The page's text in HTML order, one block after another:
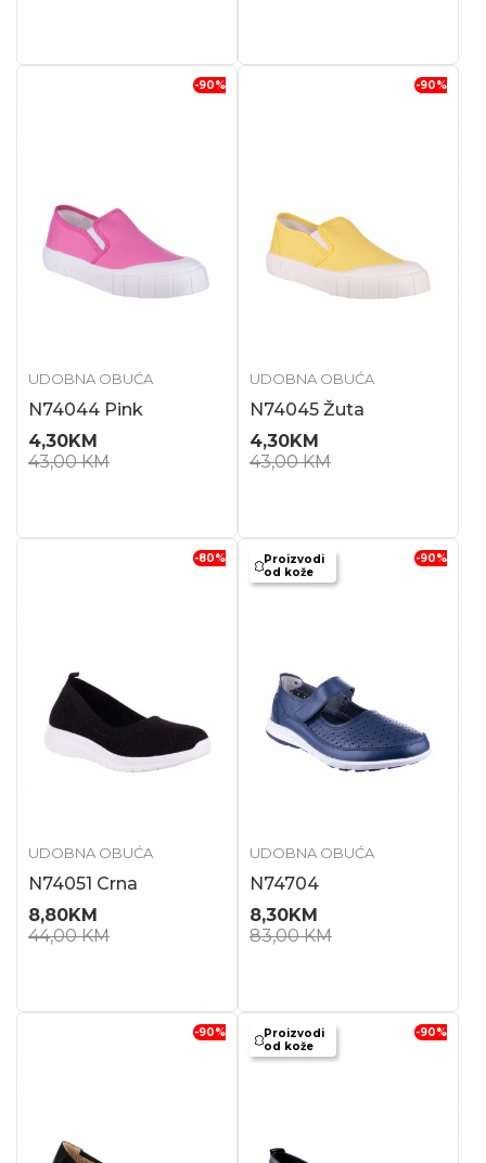
-90%
UDOBNA OBUĆA
N74044 Pink
4,30KM
43,00KM
-90%
UDOBNA OBUĆA
N74045 Žuta
4,30KM
43,00KM
-80%
UDOBNA OBUĆA
N74051 Crna
8,80KM
44,00KM
Proizvodi
od kože
-90%
UDOBNA OBUĆA
N74704
8,30KM
83,00KM
-90%
Proizvodi
od kože
-90%